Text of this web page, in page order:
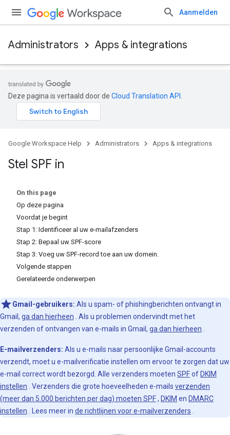
Aanmelden
Administrators Apps & integrations
Deze pagina is vertaald door de Cloud Translation API
Google Workspace Help Administrators Apps & integrations
Stel SPF in
On this page
Op deze pagina
Voordat je begint
Stap 1: Identificeer al uw e-mailafzenders
Stap 2: Bepaal uw SPF-score
Stap 3: Voeg uw SPF-record toe aan uw domein.
Volgende stappen
Gerelateerde onderwerpen
Gmail-gebruikers: Als u spam- of phishingberichten ontvangt in
Gmail, ga dan hierheen . Als u problemen ondervindt met het
verzenden of ontvangen van e-mails in Gmail, ga dan hierheen
E-mailverzenders: Als u e-mails naar persoonlijke Gmail-accounts
verzendt, moet u e-mailverificatie instellen om ervoor te zorgen dat uw
e-mail correct wordt bezorgd. Alle verzenders moeten SPFof DKIM
instellen . Verzenders die grote hoeveelheden e-mails verzenden
(meer dan 5.000 berichten per dag) moeten SPF, DKIM en DMARC
instellen . Lees meer in de richtlijnen voor e-mailverzenders